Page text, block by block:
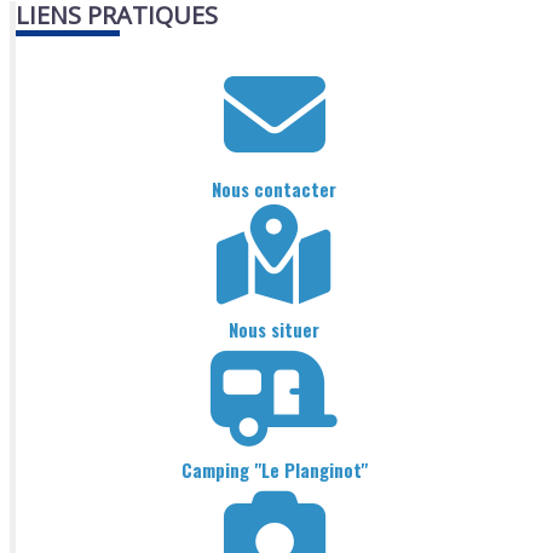
LIENS PRATIQUES
Nous contacter
Nous situer
Camping "Le Planginot"